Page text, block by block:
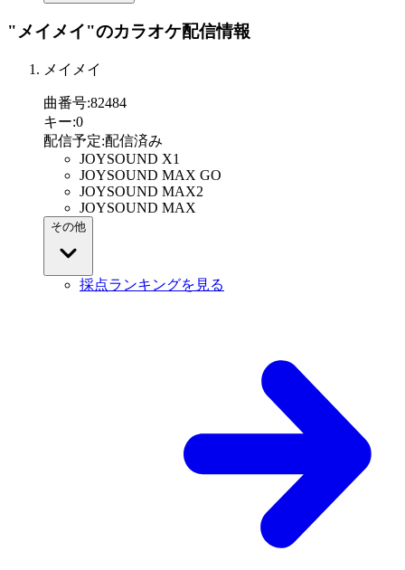
"メイメイ"のカラオケ配信情報
メイメイ
曲番号:82484
キー:0
配信予定:配信済み
JOYSOUND X1
JOYSOUND MAX GO
JOYSOUND MAX2
JOYSOUND MAX
その他
採点ランキングを見る